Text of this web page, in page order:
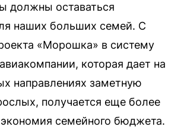
должны оставаться
наших больших семей. С
«Морошка» в систему
которая дает на
направлениях заметную
получается еще более
семейного бюджета.